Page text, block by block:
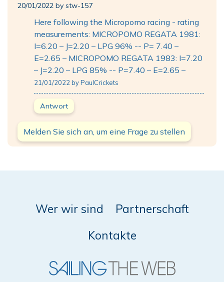
20/01/2022 by stw-157
Here following the Micropomo racing - rating
measurements: MICROPOMO REGATA 1981:
I=6.20 – J=2.20 – LPG 96% -- P= 7.40 –
E=2.65 – MICROPOMO REGATA 1983: I=7.20
– J=2.20 – LPG 85% -- P=7.40 – E=2.65 –
21/01/2022 by PaulCrickets
Antwort
Melden Sie sich an, um eine Frage zu stellen
Wer wir sind
Partnerschaft
Kontakte